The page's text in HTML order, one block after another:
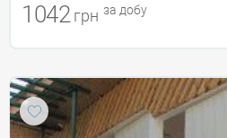
1042 грн за добу